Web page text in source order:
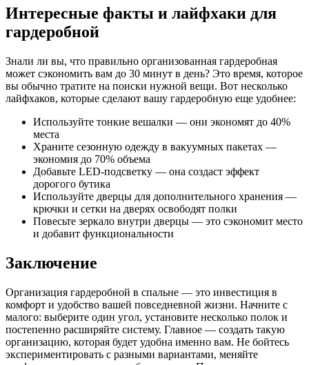
Интересные факты и лайфхаки для
гардеробной
Знали ли вы, что правильно организованная гардеробная
может сэкономить вам до 30 минут в день? Это время, которое
вы обычно тратите на поиски нужной вещи. Вот несколько
лайфхаков, которые сделают вашу гардеробную еще удобнее:
Используйте тонкие вешалки — они экономят до 40%
места
Храните сезонную одежду в вакуумных пакетах —
экономия до 70% объема
Добавьте LED-подсветку — она создаст эффект
дорогого бутика
Используйте дверцы для дополнительного хранения —
крючки и сетки на дверях освободят полки
Повесьте зеркало внутри дверцы — это сэкономит место
и добавит функциональности
Заключение
Организация гардеробной в спальне — это инвестиция в
комфорт и удобство вашей повседневной жизни. Начните с
малого: выберите один угол, установите несколько полок и
постепенно расширяйте систему. Главное — создать такую
организацию, которая будет удобна именно вам. Не бойтесь
экспериментировать с разными вариантами, меняйте